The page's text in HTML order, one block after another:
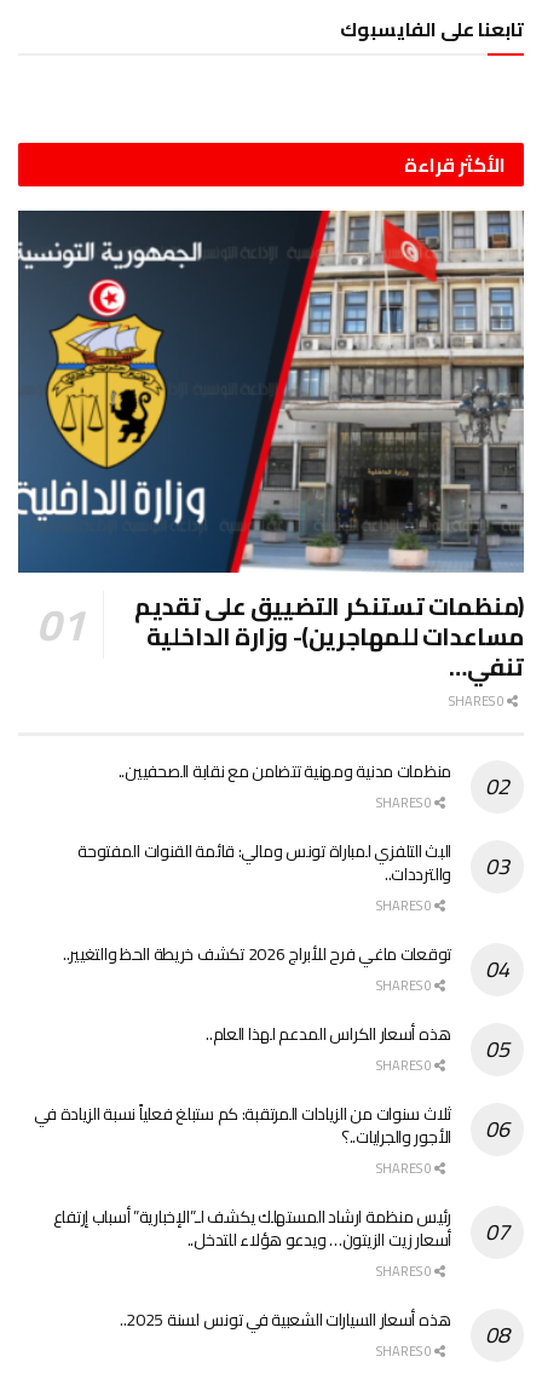
تابعنا على الفايسبوك
الأكثر قراءة
(منظمات تستنكر التضييق على تقديم
مساعدات للمهاجرين)- وزارة الداخلية
تنفي…
منظمات مدنية ومهنية تتضامن مع نقابة الصحفيين..
البث التلفزي لمباراة تونس ومالي: قائمة القنوات المفتوحة
والترددات..
توقعات ماغي فرح للأبراج 2026 تكشف خريطة الحظ والتغيير..
هذه أسعار الكراس المدعم لهذا العام..
ثلاث سنوات من الزيادات المرتقبة: كم ستبلغ فعلياً نسبة الزيادة في
الأجور والجرايات..؟
رئيس منظمة ارشاد المستهلك يكشف لـ”الإخبارية” أسباب إرتفاع
أسعار زيت الزيتون… ويدعو هؤلاء للتدخل..
هذه أسعار السيارات الشعبية في تونس لسنة 2025..